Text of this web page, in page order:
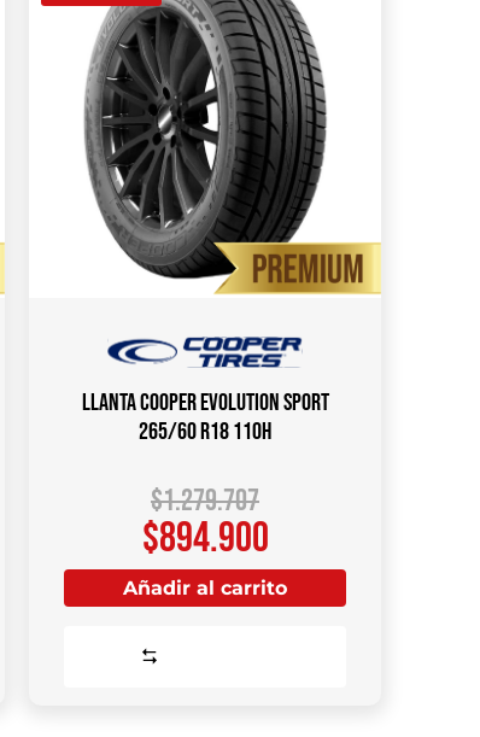
Llanta COOPER EVOLUTION SPORT
265/60 R18 110H
$1.279.707
$894.900
Añadir al carrito